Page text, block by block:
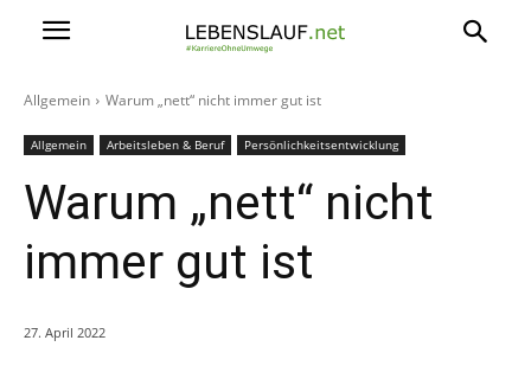
Allgemein Warum „nett“ nicht immer gut ist
Allgemein Arbeitsleben & Beruf Persönlichkeitsentwicklung
Warum „nett“ nicht
immer gut ist
27. April 2022